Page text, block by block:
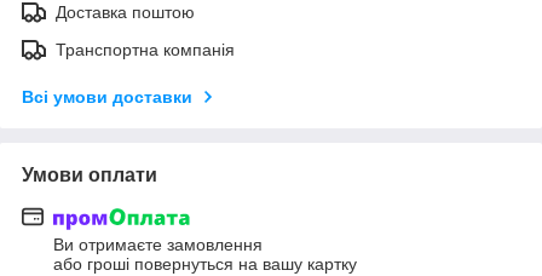
Доставка поштою
Транспортна компанія
Всі умови доставки
Умови оплати
Ви отримаєте замовлення
або гроші повернуться на вашу картку